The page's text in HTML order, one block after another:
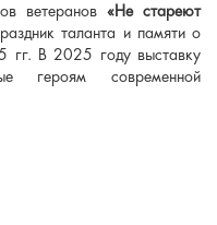
ветеранов «Не стареют
таланта и памяти о
гг. В 2025 году выставку
героям современной